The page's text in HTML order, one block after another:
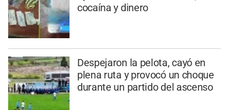
cocaína y dinero
Despejaron la pelota, cayó en
plena ruta y provocó un choque
durante un partido del ascenso